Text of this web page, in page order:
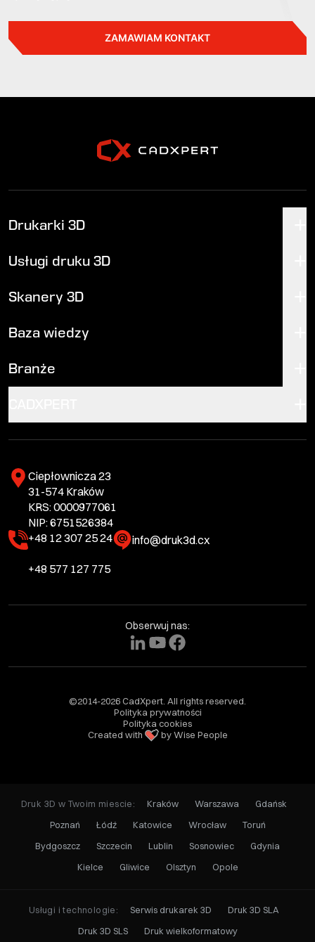
ZAMAWIAM KONTAKT
Drukarki 3D
Usługi druku 3D
Skanery 3D
Baza wiedzy
Branże
Ciepłownicza 23
31-574 Kraków
KRS: 0000977061
NIP: 6751526384
+48 12 307 25 24
+48 577 127 775
info@druk3d.cx
Obserwuj nas:
©2014-2026 CadXpert. All rights reserved.
Polityka prywatności
Polityka cookies
Created with
by Wise People
Druk 3D w Twoim miescie: Kraków Warszawa
Gdańsk
Poznań
Łódź Katowice Wrocław
Toruń
Bydgoszcz
Szczecin Lublin Sosnowiec
Gdynia
Kielce
Gliwice Olsztyn Opole
Usługi i technologie: Serwis drukarek 3D
Druk 3D SLA
Druk 3D SLS
Druk wielkoformatowy